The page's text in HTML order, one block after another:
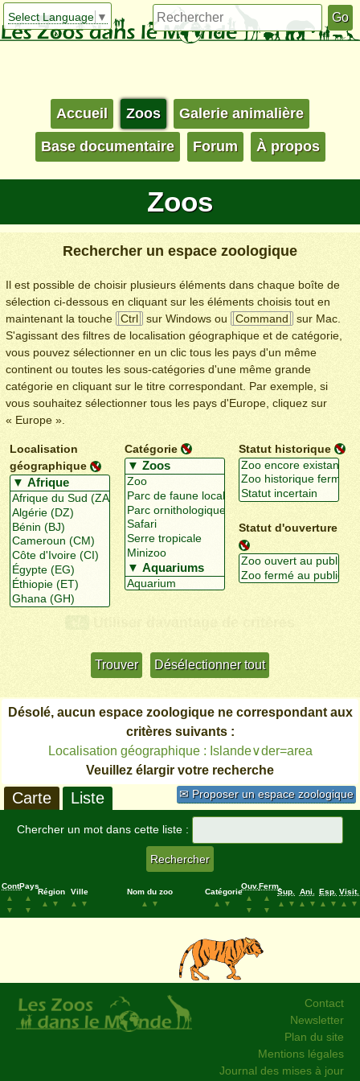
Select Language ▼
Accueil Zoos Galerie animalière
Base documentaire Forum À propos
Zoos
Rechercher un espace zoologique
Il est possible de choisir plusieurs éléments dans chaque boîte de
sélection ci-dessous en cliquant sur les éléments choisis tout en
maintenant la touche
Ctrl sur Windows ou Command
sur Mac.
S'agissant des filtres de localisation géographique et de catégorie,
vous pouvez sélectionner en un clic tous les pays d'un même
continent ou toutes les sous-catégories d'une même grande
catégorie en cliquant sur le titre correspondant. Par exemple, si
vous souhaitez sélectionner tous les pays d'Europe, cliquez sur
« Europe ».
Localisation
géographique
Catégorie Statut historique
Statut d'ouverture
Désolé, aucun espace zoologique ne correspondant aux
critères suivants :
Localisation géographique : Islande∨der=area
Veuillez élargir votre recherche
✉ Proposer un espace zoologique
Carte Liste
Chercher un mot dans cette liste :
Cont.
▲
▼
Pays
▲
▼
Région
▲
▼
Ville
▲
▼
Nom du zoo
▲
▼
Catégorie
▲
▼
Ouv.
▲
▼
Ferm.
▲
▼
Sup.
▲
▼
Ani.
▲
▼
Esp.
▲
▼
Visit.
▲
▼
Contact
Newsletter
Plan du site
Mentions légales
Journal des mises à jour